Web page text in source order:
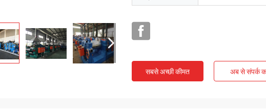
सबसे अच्छी कीमत अब से संपर्क